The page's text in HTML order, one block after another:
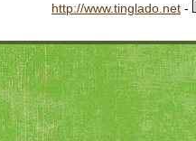
http://www.tinglado.net -